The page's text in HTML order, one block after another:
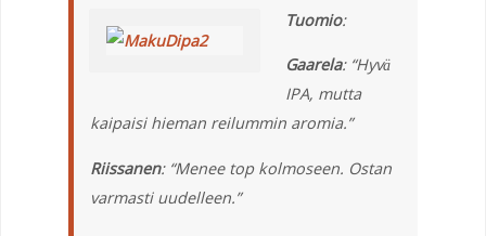
Tuomio:
Gaarela: “Hyvä
IPA, mutta
kaipaisi hieman reilummin aromia.”
Riissanen: “Menee top kolmoseen. Ostan
varmasti uudelleen.”